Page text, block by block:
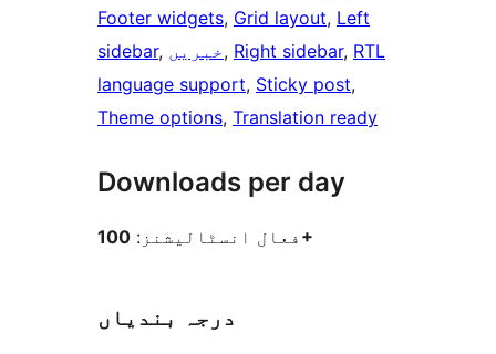
Footer widgets, Grid layout, Left
sidebar, خبریں, Right sidebar, RTL
language support, Sticky post
Theme options, Translation ready
Downloads per day
فعال انسٹالیشنز: 100+
درجہ بندیاں